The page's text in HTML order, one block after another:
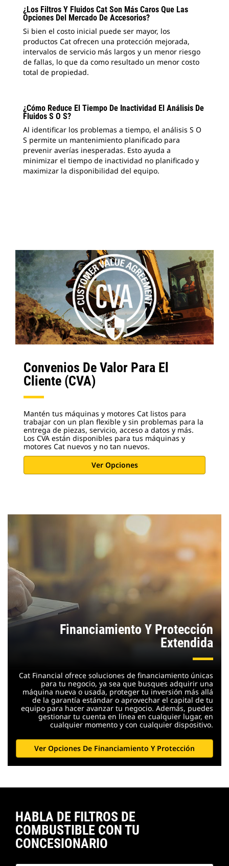
¿Los Filtros Y Fluidos Cat Son Más Caros Que Las
Opciones Del Mercado De Accesorios?
Si bien el costo inicial puede ser mayor, los
productos Cat ofrecen una protección mejorada,
intervalos de servicio más largos y un menor riesgo
de fallas, lo que da como resultado un menor costo
total de propiedad.
¿Cómo Reduce El Tiempo De Inactividad El Análisis De
Fluidos S O S?
Al identificar los problemas a tiempo, el análisis S O
S permite un mantenimiento planificado para
prevenir averías inesperadas. Esto ayuda a
minimizar el tiempo de inactividad no planificado y
maximizar la disponibilidad del equipo.
Convenios De Valor Para El
Cliente (CVA)
Mantén tus máquinas y motores Cat listos para
trabajar con un plan flexible y sin problemas para la
entrega de piezas, servicio, acceso a datos y más.
Los CVA están disponibles para tus máquinas y
motores Cat nuevos y no tan nuevos.
Ver Opciones
Financiamiento Y Protección
Extendida
Cat Financial ofrece soluciones de financiamiento únicas
para tu negocio, ya sea que busques adquirir una
máquina nueva o usada, proteger tu inversión más allá
de la garantía estándar o aprovechar el capital de tu
equipo para hacer avanzar tu negocio. Además, puedes
gestionar tu cuenta en línea en cualquier lugar, en
cualquier momento y con cualquier dispositivo.
Ver Opciones De Financiamiento Y Protección
HABLA DE FILTROS DE
COMBUSTIBLE CON TU
CONCESIONARIO